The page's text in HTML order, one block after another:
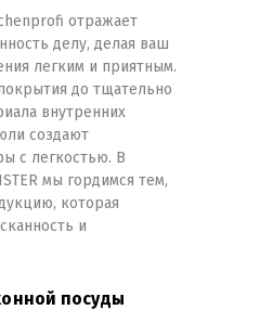
отражает
делу, делая ваш
легким и приятным.
до тщательно
внутренних
создают
с легкостью. В
мы гордимся тем,
которая
и
посуды